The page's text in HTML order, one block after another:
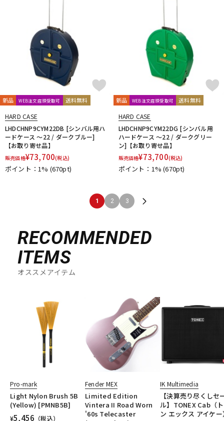
新品 WEB注文店頭受取可 送料無料
HARD CASE
LHDCHNP9CYM22DB [シンバル用ハ
ードケース ～22 / ダークブルー]
【お取り寄せ品】
販売価格¥73,700(税込)
ポイント：1% (670pt)
新品 WEB注文店頭受取可 送料無料
HARD CASE
LHDCHNP9CYM22DG [シンバル用
ハードケース ～22 / ダークグリー
ン]【お取り寄せ品】
販売価格¥73,700(税込)
ポイント：1%(670pt)
1 2 3
RECOMMENDED
ITEMS
オススメアイテム
Pro-mark
Light Nylon Brush 5B
(Yellow) [PMNB5B]
¥5,456 （税込）
Fender MEX
Limited Edition
Vintera II Road Worn
'60s Telecaster
IK Multimedia
【決算売り尽くしセ
ル】TONEX Cab（
ン エックス アイケ